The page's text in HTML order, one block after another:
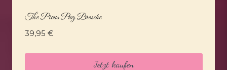
The Pious Pug Brosche
39,95 €
Jetzt kaufen